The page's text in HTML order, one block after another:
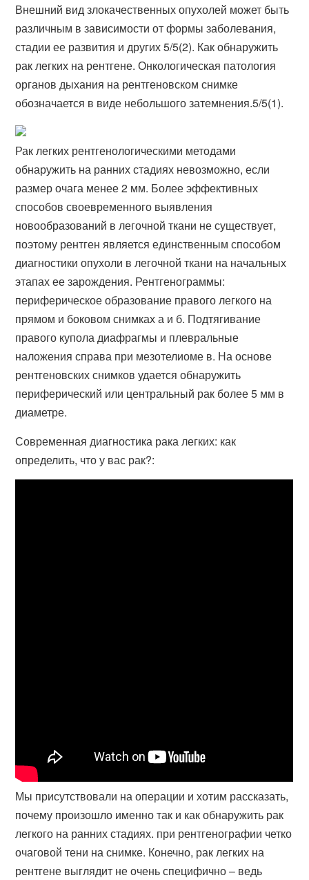
Внешний вид злокачественных опухолей может быть
различным в зависимости от формы заболевания,
стадии ее развития и других 5/5(2). Как обнаружить
рак легких на рентгене. Онкологическая патология
органов дыхания на рентгеновском снимке
обозначается в виде небольшого затемнения.5/5(1).
Рак легких рентгенологическими методами
обнаружить на ранних стадиях невозможно, если
размер очага менее 2 мм. Более эффективных
способов своевременного выявления
новообразований в легочной ткани не существует,
поэтому рентген является единственным способом
диагностики опухоли в легочной ткани на начальных
этапах ее зарождения. Рентгенограммы:
периферическое образование правого легкого на
прямом и боковом снимках а и б. Подтягивание
правого купола диафрагмы и плевральные
наложения справа при мезотелиоме в. На основе
рентгеновских снимков удается обнаружить
периферический или центральный рак более 5 мм в
диаметре.
Современная диагностика рака легких: как
определить, что у вас рак?:
Мы присутствовали на операции и хотим рассказать,
почему произошло именно так и как обнаружить рак
легкого на ранних стадиях. при рентгенографии четко
очаговой тени на снимке. Конечно, рак легких на
рентгене выглядит не очень специфично – ведь